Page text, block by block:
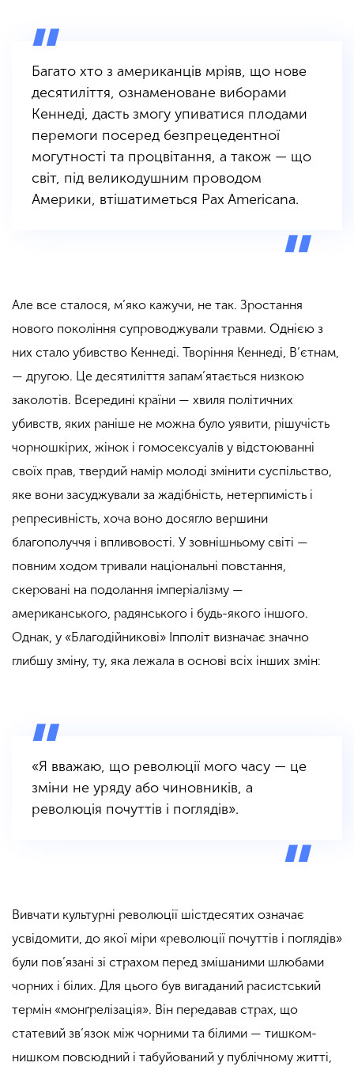
Багато хто з американців мріяв, що нове
десятиліття, ознаменоване виборами
Кеннеді, дасть змогу упиватися плодами
перемоги посеред безпрецедентної
могутності та процвітання, а також — що
світ, під великодушним проводом
Америки, втішатиметься Pax Americana.
Але все сталося, м’яко кажучи, не так. Зростання
нового покоління супроводжували травми. Однією з
них стало убивство Кеннеді. Творіння Кеннеді, В’єтнам,
— другою. Це десятиліття запам’ятається низкою
заколотів. Всередині країни — хвиля політичних
убивств, яких раніше не можна було уявити, рішучість
чорношкірих, жінок і гомосексуалів у відстоюванні
своїх прав, твердий намір молоді змінити суспільство,
яке вони засуджували за жадібність, нетерпимість і
репресивність, хоча воно досягло вершини
благополуччя і впливовості. У зовнішньому світі —
повним ходом тривали національні повстання,
скеровані на подолання імперіалізму —
американського, радянського і будь-якого іншого.
Однак, у «Благодійникові» Іпполіт визначає значно
глибшу зміну, ту, яка лежала в основі всіх інших змін:
«Я вважаю, що революції мого часу — це
зміни не уряду або чиновників, а
революція почуттів і поглядів».
Вивчати культурні революції шістдесятих означає
усвідомити, до якої міри «революції почуттів і поглядів»
були пов’язані зі страхом перед змішаними шлюбами
чорних і білих. Для цього був вигаданий расистський
термін «монґрелізація». Він передавав страх, що
статевий зв’язок між чорними та білими — тишком-
нишком повсюдний і табуйований у публічному житті,